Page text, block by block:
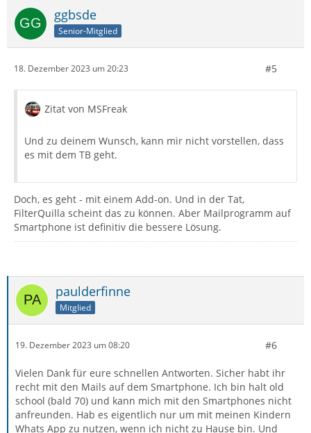
ggbsde
Senior-Mitglied
18. Dezember 2023 um 20:23 #5
Zitat von MSFreak
Und zu deinem Wunsch, kann mir nicht vorstellen, dass
es mit dem TB geht.
Doch, es geht - mit einem Add-on. Und in der Tat,
FilterQuilla scheint das zu können. Aber Mailprogramm auf
Smartphone ist definitiv die bessere Lösung.
paulderfinne
Mitglied
19. Dezember 2023 um 08:20 #6
Vielen Dank für eure schnellen Antworten. Sicher habt ihr
recht mit den Mails auf dem Smartphone. Ich bin halt old
school (bald 70) und kann mich mit den Smartphones nicht
anfreunden. Hab es eigentlich nur um mit meinen Kindern
Whats App zu nutzen, wenn ich nicht zu Hause bin. Und